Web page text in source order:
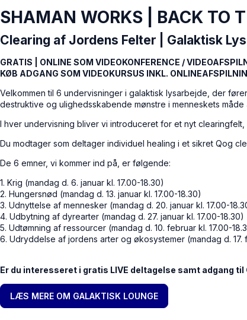
SHAMAN WORKS | BACK TO
Clearing af Jordens Felter | Galaktisk
GRATIS | ONLINE SOM VIDEOKONFERENCE /
KØB ADGANG SOM VIDEOKURSUS INKL.
Velkommen til 6 undervisninger i galaktisk lysarbejde, der
destruktive og ulighedsskabende mønstre i menneskets
I hver undervisning bliver vi introduceret for et nyt
Du modtager som deltager individuel healing i et sikret Qog
De 6 emner, vi kommer ind på, er følgende:
1. Krig (mandag d. 6. januar kl. 17.00-18.30)
2. Hungersnød (mandag d. 13. januar kl. 17.00-18.30)
3. Udnyttelse af mennesker (mandag d. 20. januar kl. 17.00-
4. Udbytning af dyrearter (mandag d. 27. januar kl. 17.00-18.30)
5. Udtømning af ressourcer (mandag d. 10. februar kl. 17.00-
6. Udryddelse af jordens arter og økosystemer (mandag d. 17.
Er du interesseret i gratis LIVE deltagelse samt adgang
LÆS MERE OM GALAKTISK LOUNGE